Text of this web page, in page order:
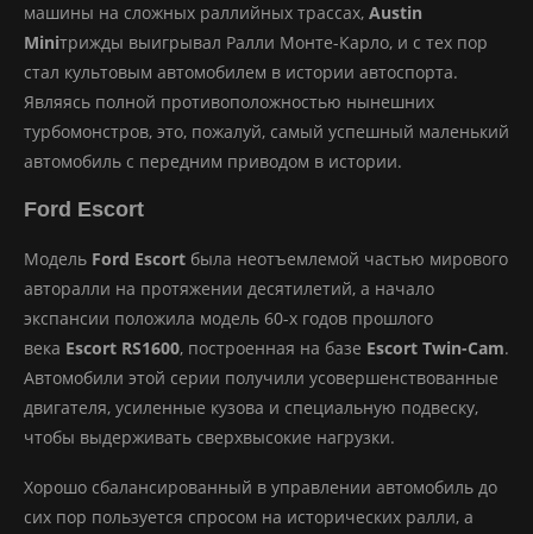
машины на сложных раллийных трассах, Austin
Miniтрижды выигрывал Ралли Монте-Карло, и с тех пор
стал культовым автомобилем в истории автоспорта.
Являясь полной противоположностью нынешних
турбомонстров, это, пожалуй, самый успешный маленький
автомобиль с передним приводом в истории.
Ford Escort
Модель Ford Escort была неотъемлемой частью мирового
авторалли на протяжении десятилетий, а начало
экспансии положила модель 60-х годов прошлого
века Escort RS1600, построенная на базе Escort Twin-Cam.
Автомобили этой серии получили усовершенствованные
двигателя, усиленные кузова и специальную подвеску,
чтобы выдерживать сверхвысокие нагрузки.
Хорошо сбалансированный в управлении автомобиль до
сих пор пользуется спросом на исторических ралли, а